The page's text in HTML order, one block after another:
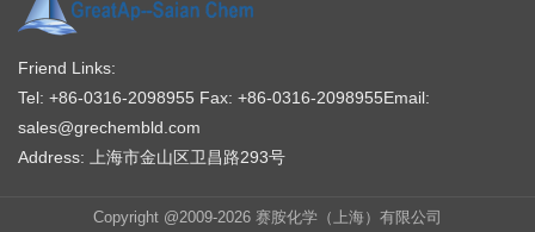
Friend Links:
Tel: +86-0316-2098955 Fax: +86-0316-2098955Email:
sales@grechembld.com
Address: 上海市金山区卫昌路293号
Copyright @2009-2026 赛胺化学（上海）有限公司